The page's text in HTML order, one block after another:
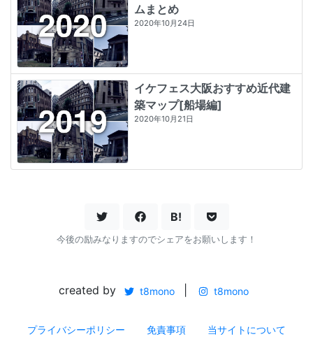
ムまとめ
2020年10月24日
イケフェス大阪おすすめ近代建
築マップ[船場編]
2020年10月21日
B!
今後の励みなりますのでシェアをお願いします！
created by t8mono t8mono
プライバシーポリシー 免責事項 当サイトについて